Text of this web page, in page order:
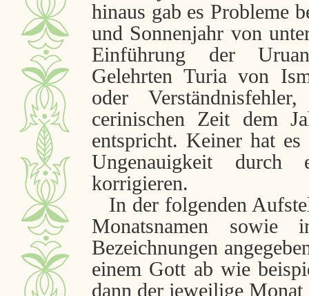
hinaus gab es Probleme
und Sonnenjahr von
Einführung der
Gelehrten Turia von
oder
cerinischen Zeit dem
entspricht. Keiner hat
Ungenauigkeit
korrigieren.
In der folgenden
Monatsnamen sowie
Bezeichnungen
einem Gott ab wie
dann der jeweilige